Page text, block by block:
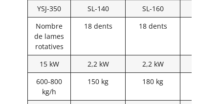
YSJ-350 SL-140 SL-160
Nombre
de lames
rotatives
18 dents 18 dents
15 kW 2,2 kW 2,2 kW
600-800
kg/h
150 kg 180 kg